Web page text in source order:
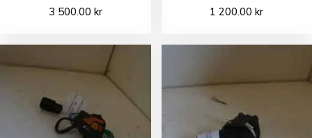
3 500.00 kr 1 200.00kr